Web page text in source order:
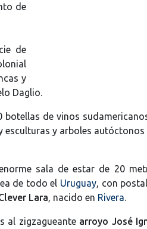
de
de
y
Daglio.
de vinos
esculturas y arboles
sala de estar de 20
de todo el Uruguay, con
Lara, nacido en Rivera.
al zigzagueante arroyo José